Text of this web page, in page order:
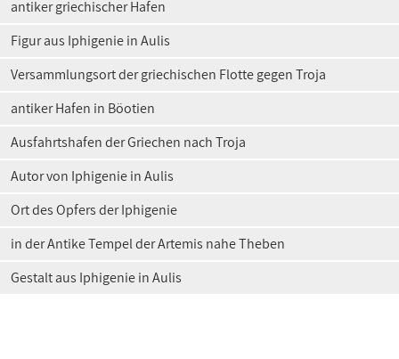
antiker griechischer Hafen
Figur aus Iphigenie in Aulis
Versammlungsort der griechischen Flotte gegen Troja
antiker Hafen in Böotien
Ausfahrtshafen der Griechen nach Troja
Autor von Iphigenie in Aulis
Ort des Opfers der Iphigenie
in der Antike Tempel der Artemis nahe Theben
Gestalt aus Iphigenie in Aulis